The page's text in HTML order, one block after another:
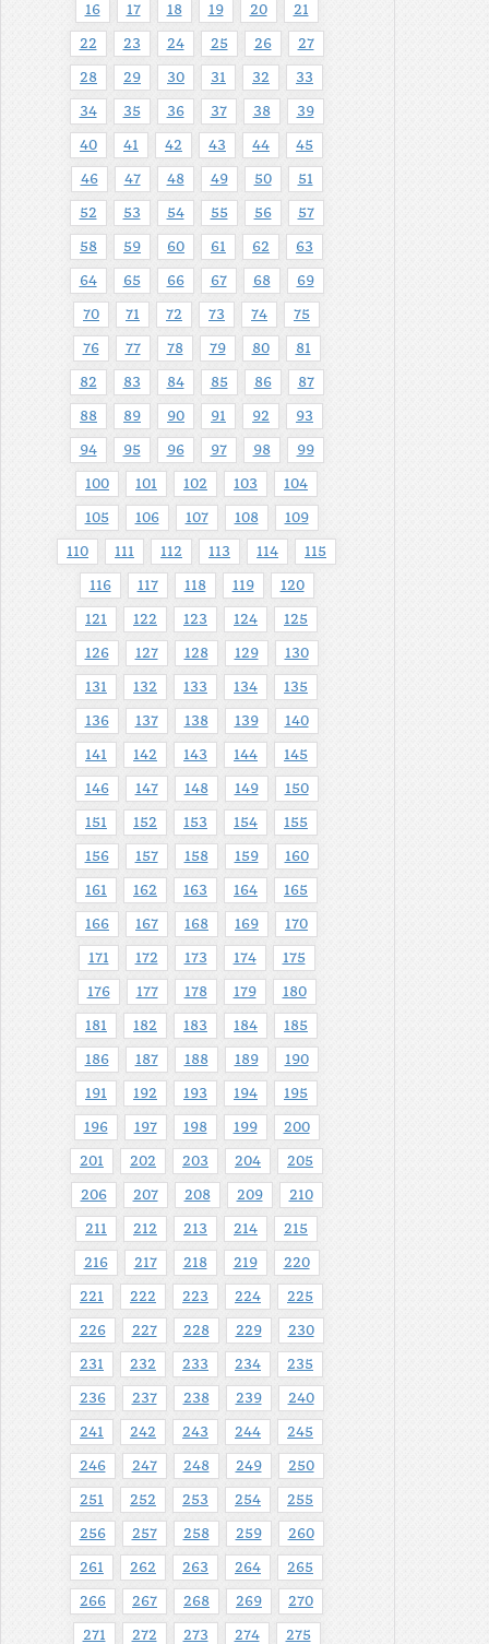
16 17 18 19 20 21
22 23 24 25 26 27
28 29 30 31 32 33
34 35 36 37 38 39
40 41 42 43 44 45
46 47 48 49 50 51
52 53 54 55 56 57
58 59 60 61 62 63
64 65 66 67 68 69
70 71 72 73 74 75
76 77 78 79 80 81
82 83 84 85 86 87
88 89 90 91 92 93
94 95 96 97 98 99
100 101 102 103 104
105 106 107 108 109
110 111 112 113 114 115
116 117 118 119 120
121 122 123 124 125
126 127 128 129 130
131 132 133 134 135
136 137 138 139 140
141 142 143 144 145
146 147 148 149 150
151 152 153 154 155
156 157 158 159 160
161 162 163 164 165
166 167 168 169 170
171 172 173 174 175
176 177 178 179 180
181 182 183 184 185
186 187 188 189 190
191 192 193 194 195
196 197 198 199 200
201 202 203 204 205
206 207 208 209 210
211 212 213 214 215
216 217 218 219 220
221 222 223 224 225
226 227 228 229 230
231 232 233 234 235
236 237 238 239 240
241 242 243 244 245
246 247 248 249 250
251 252 253 254 255
256 257 258 259 260
261 262 263 264 265
266 267 268 269 270
271 272 273 274 275